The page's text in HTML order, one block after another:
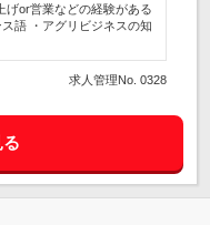
げor営業などの経験がある
語 ・アグリビジネスの知
求人管理No. 0328